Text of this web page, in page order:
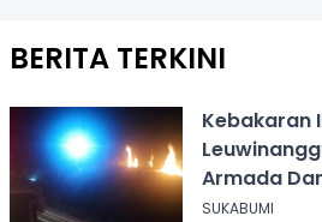
BERITA TERKINI
Kebakaran
Armada
Dalam 20
SUKABUMI